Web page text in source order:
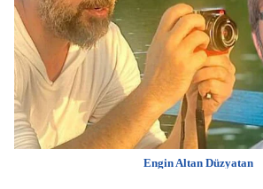
Engin Altan Düzyatan